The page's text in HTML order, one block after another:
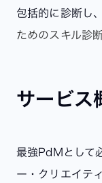
包括的に診断し
ためのスキル診
サービス
最強PdMとして
ー・クリエイテ